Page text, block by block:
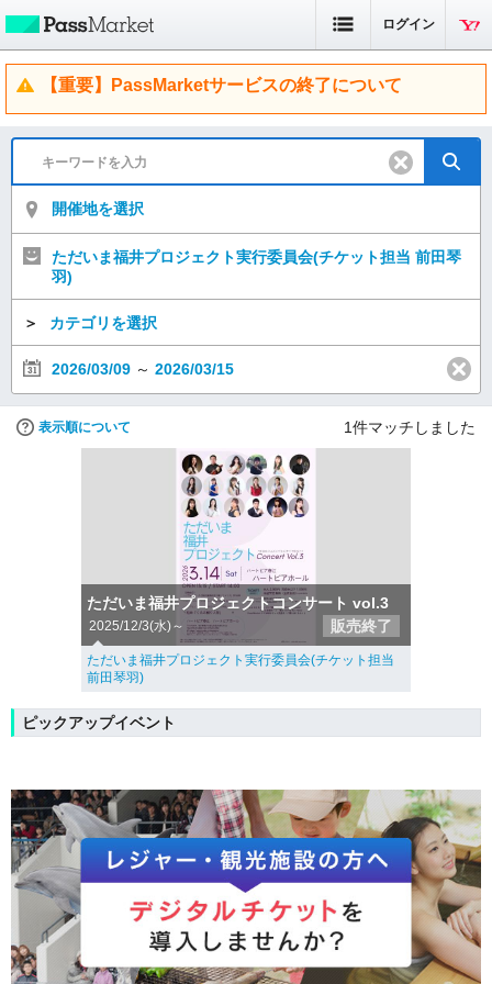
ログイン
【重要】PassMarketサービスの終了について
開催地を選択
ただいま福井プロジェクト実行委員会(チケット担当 前田琴
羽)
＞ カテゴリを選択
2026/03/09 ～ 2026/03/15
表示順について 1件マッチしました
ただいま福井プロジェクトコンサート vol.3
2025/12/3(水)～ 販売終了
ただいま福井プロジェクト実行委員会(チケット担当
前田琴羽)
ピックアップイベント